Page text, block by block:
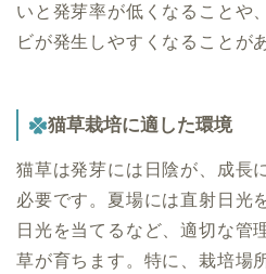
いと発芽率が低くなることや
ビが発生しやすくなることが
猫草栽培に適した環境
猫草は発芽には日陰が、成長
必要です。夏場には直射日光
日光を当てるなど、適切な管
草が育ちます。特に、栽培場